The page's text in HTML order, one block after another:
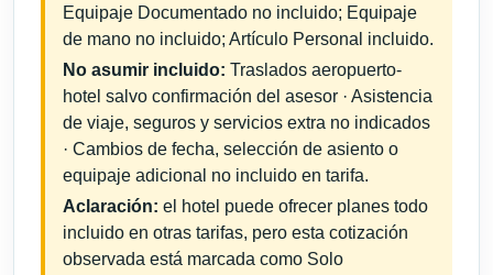
Equipaje Documentado no incluido; Equipaje
de mano no incluido; Artículo Personal incluido.
No asumir incluido: Traslados aeropuerto-
hotel salvo confirmación del asesor · Asistencia
de viaje, seguros y servicios extra no indicados
· Cambios de fecha, selección de asiento o
equipaje adicional no incluido en tarifa.
Aclaración: el hotel puede ofrecer planes todo
incluido en otras tarifas, pero esta cotización
observada está marcada como Solo